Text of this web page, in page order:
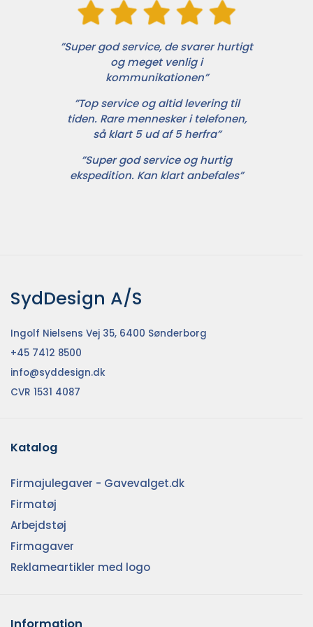
”Super god service, de svarer hurtigt
og meget venlig i
kommunikationen”
”Top service og altid levering til
tiden. Rare mennesker i telefonen,
så klart 5 ud af 5 herfra”
”Super god service og hurtig
ekspedition. Kan klart anbefales”
SydDesign A/S
Ingolf Nielsens Vej 35, 6400 Sønderborg
+45 7412 8500
info@syddesign.dk
CVR 1531 4087
Katalog
Firmajulegaver - Gavevalget.dk
Firmatøj
Arbejdstøj
Firmagaver
Reklameartikler med logo
Information